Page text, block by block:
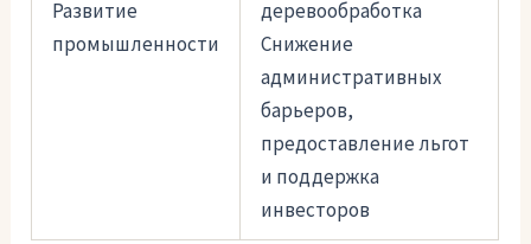
Развитие
промышленности
деревообработка
Снижение
административных
барьеров,
предоставление льгот
и поддержка
инвесторов